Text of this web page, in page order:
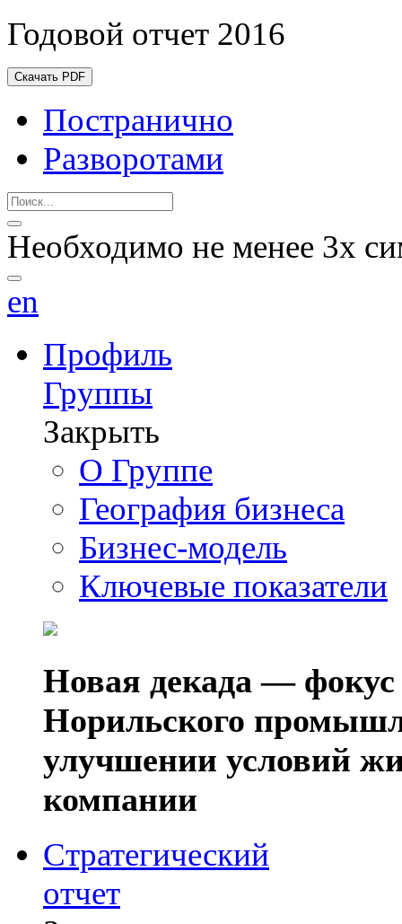
Годовой отчет 2016
Скачать PDF
Постранично
Разворотами
Необходимо не менее 3х
en
Профиль
Группы
Закрыть
О Группе
География бизнеса
Бизнес-модель
Ключевые показатели
Новая декада — фокус
Норильского
улучшении условий
компании
Стратегический
отчет